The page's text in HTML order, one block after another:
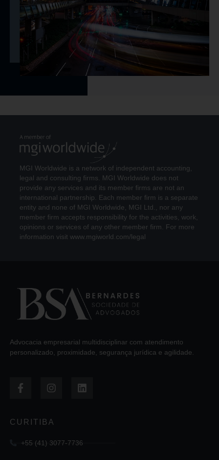
MGI Worldwide is a network of independent accounting,
legal and consulting firms. MGI Worldwide does not
provide any services and its member firms are not an
international partnership. Each member firm is a separate
entity and none of MGI Worldwide, MGI Ltd., nor any
member firm accepts responsibility for the activities, work,
opinions or services of any other member firm. For more
information visit www.mgiworld.com/legal
Advocacia empresarial multidisciplinar com atendimento
personalizado, proximidade, segurança jurídica e agilidade.
CURITIBA
+55 (41) 3077-7736